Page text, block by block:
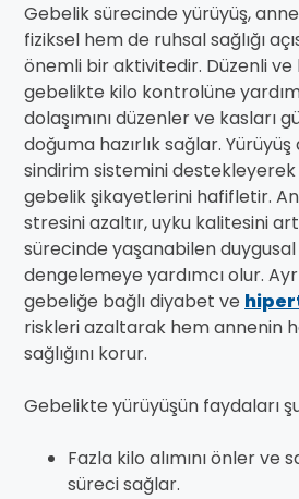
Gebelik sürecinde yürüyüş,
fiziksel hem de ruhsal sağlığı
önemli bir aktivitedir. Düzenli
gebelikte kilo kontrolüne
dolaşımını düzenler ve kasları
doğuma hazırlık sağlar.
sindirim sistemini destekleyerek
gebelik şikayetlerini hafifletir.
stresini azaltır, uyku kalitesini
sürecinde yaşanabilen
dengelemeye yardımcı olur.
gebeliğe bağlı diyabet ve
riskleri azaltarak hem annenin
sağlığını korur.
Gebelikte yürüyüşün faydaları
Fazla kilo alımını önler ve
süreci sağlar.